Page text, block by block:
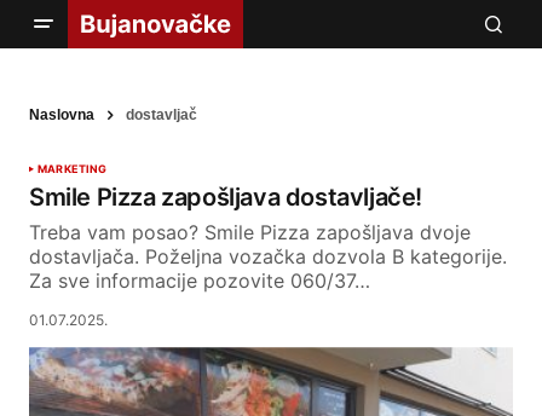
Naslovna dostavljač
MARKETING
Smile Pizza zapošljava dostavljače!
Treba vam posao? Smile Pizza zapošljava dvoje
dostavljača. Poželjna vozačka dozvola B kategorije.
Za sve informacije pozovite 060/37…
01.07.2025.